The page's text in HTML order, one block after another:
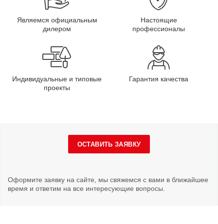
Являемся официальным
дилером
Настоящие
профессионалы
Индивидуальные и типовые
проекты
Гарантия качества
ОСТАВИТЬ ЗАЯВКУ
Оформите заявку на сайте, мы свяжемся с вами в ближайшее
время и ответим на все интересующие вопросы.